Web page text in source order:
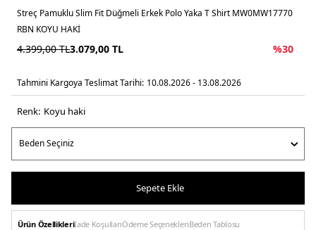
Streç Pamuklu Slim Fit Düğmeli Erkek Polo Yaka T Shirt MW0MW17770
RBN KOYU HAKİ
4.399,00TL3.079,00 TL %30
Tahmini Kargoya Teslimat Tarihi: 10.08.2026 - 13.08.2026
Renk: koyu haki̇
Sepete Ekle
Ürün Özellikleriİade KoşullarıÖdeme SeçenekleriBeden Tablosu